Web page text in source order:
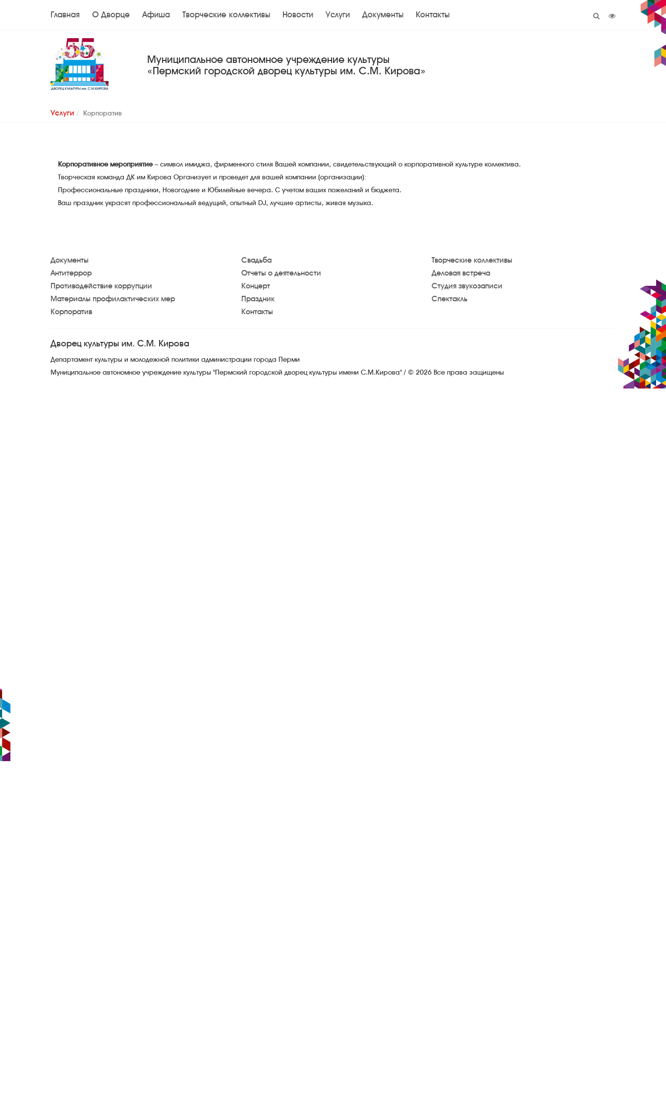
Муниципальное автономное учреждение культуры
«Пермский городской дворец культуры им. С.М. Кирова»
Главная О Дворце Афиша Творческие коллективы Новости Услуги Документы Контакты
Услуги Корпоратив
Корпоративное мероприятие– символ имиджа, фирменного стиля Вашей компании, свидетельствующий о корпоративной культуре коллектива.
Творческая команда ДК им Кирова Организует и проведет для вашей компании (организации):
Профессиональные праздники, Новогодние и Юбилейные вечера. С учетом ваших пожеланий и бюджета.
Ваш праздник украсят профессиональный ведущий, опытный DJ, лучшие артисты, живая музыка.
Документы
Антитеррор
Противодействие коррупции
Материалы профилактических мер
Корпоратив
Свадьба
Отчеты о деятельности
Концерт
Праздник
Контакты
Творческие коллективы
Деловая встреча
Студия звукозаписи
Спектакль
Дворец культуры им. С.М. Кирова
Департамент культуры и молодежной политики администрации города Перми
Муниципальное автономное учреждение культуры "Пермский городской дворец культуры имени С.М.Кирова" / © 2026 Все права защищены